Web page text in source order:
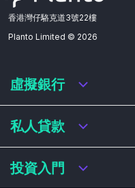
香港灣仔駱克道3號22樓
Planto Limited © 2026
虛擬銀行
虛擬銀行迎新優惠
虛擬銀行存款利率比較
虛擬銀行銀扣賬卡 / 信用卡
虛擬銀行貸款
私人貸款
私人貸款年利率比較
網上即批貸款
投資入門